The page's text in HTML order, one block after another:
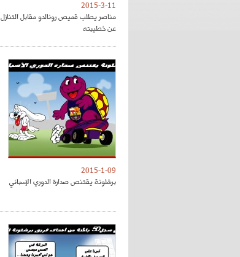
2015-3-11
مناصر يطلب قميص رونالدو مقابل التنازل
عن خطيبته
2015-1-09
برشلونة يقتنص صدارة الدوري الإسباني